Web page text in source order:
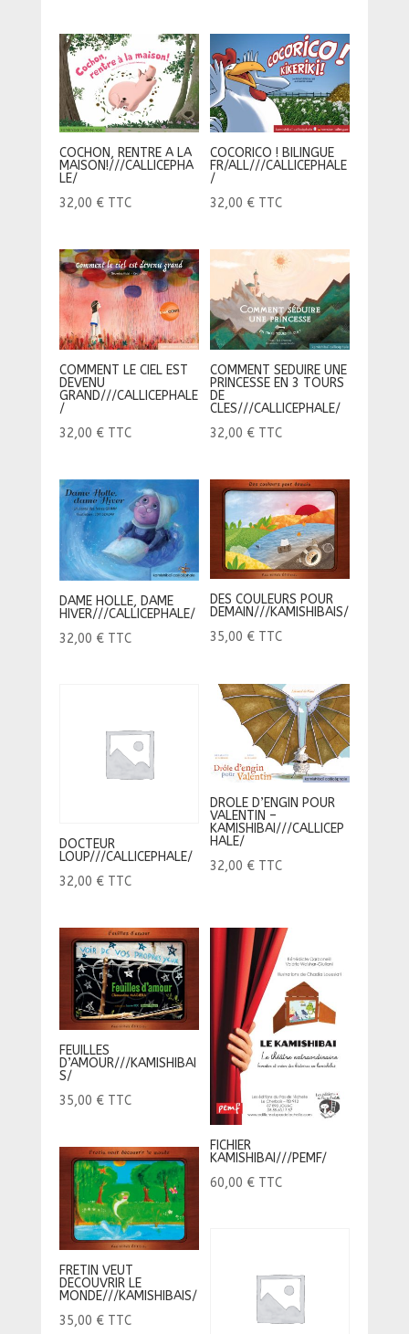
COCHON, RENTRE A LA
MAISON!///CALLICEPHA
LE/
32,00 € TTC
COCORICO ! BILINGUE
FR/ALL///CALLICEPHALE
/
32,00 € TTC
COMMENT LE CIEL EST
DEVENU
GRAND///CALLICEPHALE
/
32,00 € TTC
COMMENT SEDUIRE UNE
PRINCESSE EN 3 TOURS
DE
CLES///CALLICEPHALE/
32,00 € TTC
DAME HOLLE, DAME
HIVER///CALLICEPHALE/
32,00 € TTC
DES COULEURS POUR
DEMAIN///KAMISHIBAIS/
35,00 € TTC
DOCTEUR
LOUP///CALLICEPHALE/
32,00 € TTC
DROLE D’ENGIN POUR
VALENTIN –
KAMISHIBAI///CALLICEP
HALE/
32,00 € TTC
FEUILLES
D’AMOUR///KAMISHIBAI
S/
35,00 € TTC
FICHIER
KAMISHIBAI///PEMF/
60,00 € TTC
FRETIN VEUT
DECOUVRIR LE
MONDE///KAMISHIBAIS/
35,00 € TTC